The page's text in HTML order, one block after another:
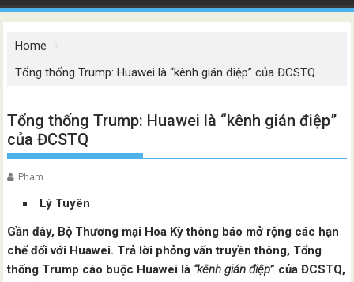
Home
Tổng thống Trump: Huawei là “kênh gián điệp” của ĐCSTQ
Tổng thống Trump: Huawei là “kênh gián điệp”
của ĐCSTQ
Pham
Lý Tuyên
Gần đây, Bộ Thương mại Hoa Kỳ thông báo mở rộng các hạn
chế đối với Huawei. Trả lời phỏng vấn truyền thông, Tổng
thống Trump cáo buộc Huawei là “kênh gián điệp” của ĐCSTQ,